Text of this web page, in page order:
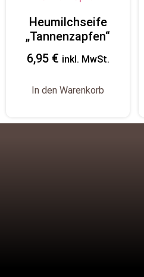
Heumilchseife
„Tannenzapfen“
6,95 € inkl. MwSt.
In den Warenkorb